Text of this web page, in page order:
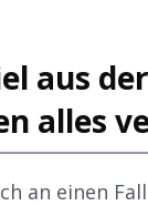
aus
alles
an einen